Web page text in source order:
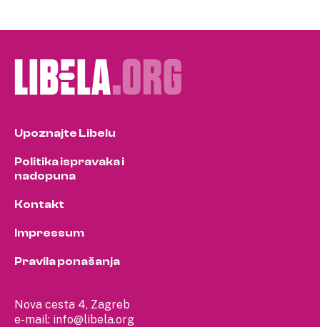
Nova cesta 4, Zagreb
e-mail: info@libela.org
Upoznajte Libelu
Politika ispravaka i
nadopuna
Kontakt
Impressum
Pravila ponašanja